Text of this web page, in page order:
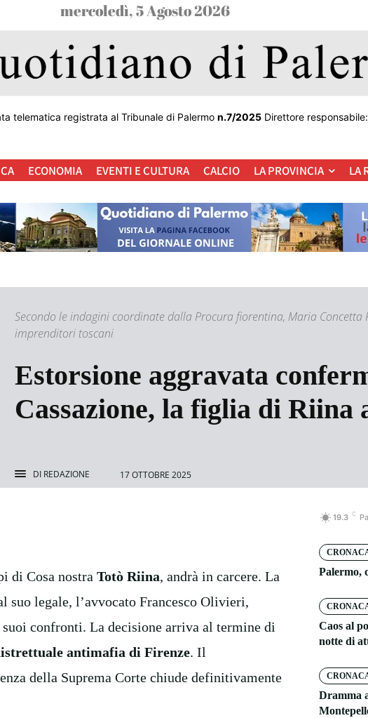
mercoledì, 5 Agosto 2026
telematica registrata al Tribunale di Palermo n.7/2025Direttore responsabile:
ECONOMIA EVENTI E CULTURA CALCIO LA PROVINCIA LA
Secondo le indagini coordinate dalla Procura fiorentina, Maria
imprenditori toscani
Estorsione aggravata
Cassazione, la figlia di Riina
DI REDAZIONE 17 OTTOBRE 2025
di Cosa nostra Totò Riina, andrà in carcere. La
suo legale, l’avvocato Francesco Olivieri,
confronti. La decisione arriva al termine di
antimafia di Firenze. Il
della Suprema Corte chiude definitivamente
19.3 C
Palermo,
Caos al
notte di
Dramma